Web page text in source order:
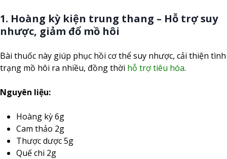
1. Hoàng kỳ kiện trung thang – Hỗ trợ suy
nhược, giảm đổ mồ hôi
Bài thuốc này giúp phục hồi cơ thể suy nhược, cải thiện tình
trạng mồ hôi ra nhiều, đồng thời hỗ trợ tiêu hóa.
Nguyên liệu:
Hoàng kỳ 6g
Cam thảo 2g
Thược dược 5g
Quế chi 2g